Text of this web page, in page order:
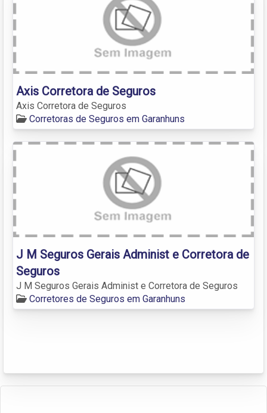
Axis Corretora de Seguros
Axis Corretora de Seguros
Corretoras de Seguros em Garanhuns
J M Seguros Gerais Administ e Corretora de
Seguros
J M Seguros Gerais Administ e Corretora de Seguros
Corretores de Seguros em Garanhuns